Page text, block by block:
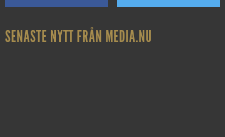
SENASTE NYTT FRÅN MEDIA.NU